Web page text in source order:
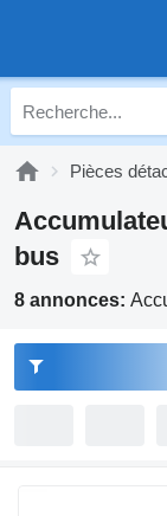
Pièces
bus
8 annonces: